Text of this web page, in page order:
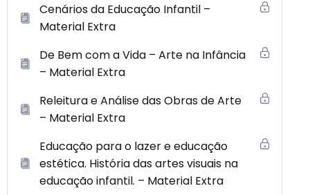
Cenários da Educação Infantil –
Material Extra
De Bem com a Vida – Arte na Infância
– Material Extra
Releitura e Análise das Obras de Arte
– Material Extra
Educação para o lazer e educação
estética. História das artes visuais na
educação infantil. – Material Extra